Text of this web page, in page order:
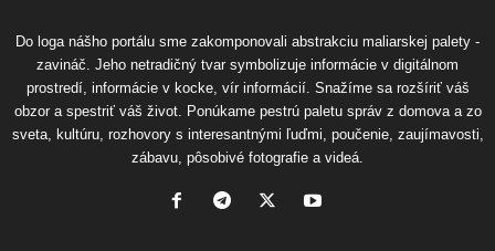
Do loga nášho portálu sme zakomponovali abstrakciu maliarskej palety -
zavináč. Jeho netradičný tvar symbolizuje informácie v digitálnom
prostredí, informácie v kocke, vír informácií. Snažíme sa rozšíriť váš
obzor a spestriť váš život. Ponúkame pestrú paletu správ z domova a zo
sveta, kultúru, rozhovory s interesantnými ľuďmi, poučenie, zaujímavosti,
zábavu, pôsobivé fotografie a videá.